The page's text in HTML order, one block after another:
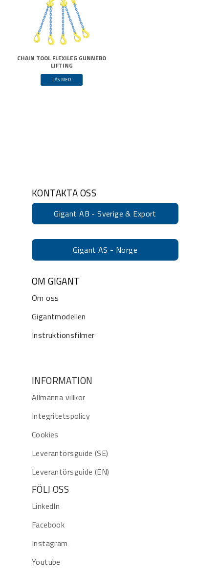
CHAIN TOOL FLEXILEG GUNNEBO
LIFTING
LÄS MER
KONTAKTA OSS
Gigant AB - Sverige & Export
Gigant AS - Norge
OM GIGANT
Om oss
Gigantmodellen
Instruktionsfilmer
INFORMATION
Allmänna villkor
Integritetspolicy
Cookies
Leverantörsguide (SE)
Leverantörsguide (EN)
FÖLJ OSS
LinkedIn
Facebook
Instagram
Youtube